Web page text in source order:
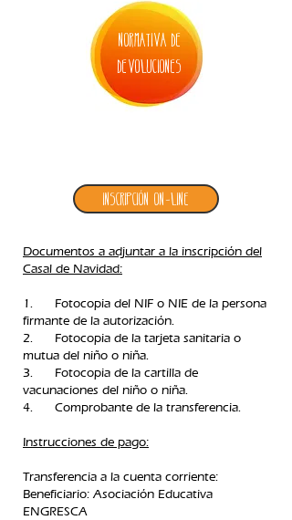
normativa de
devoluciones
Inscripción ON-LINE
Documentos a adjuntar a la inscripción del
Casal de Navidad:
1. Fotocopia del NIF o NIE de la persona
firmante de la autorización.
2. Fotocopia de la tarjeta sanitaria o
mutua del niño o niña.
3. Fotocopia de la cartilla de
vacunaciones del niño o niña.
4. Comprobante de la transferencia.​
Instrucciones de pago:
Transferencia a la cuenta corriente:
Beneficiario: Asociación Educativa
ENGRESCA